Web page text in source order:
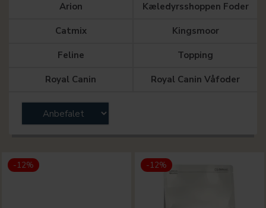
Arion Kæledyrsshoppen Foder
Catmix Kingsmoor
Feline Topping
Royal Canin Royal Canin Våfoder
-12% -12%